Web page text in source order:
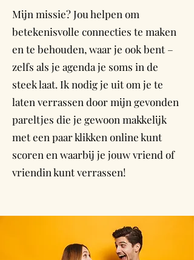
Mijn missie? Jou helpen om
betekenisvolle connecties te maken
en te behouden, waar je ook bent –
zelfs als je agenda je soms in de
steek laat. Ik nodig je uit om je te
laten verrassen door mijn gevonden
pareltjes die je gewoon makkelijk
met een paar klikken online kunt
scoren en waarbij je jouw vriend of
vriendin kunt verrassen!